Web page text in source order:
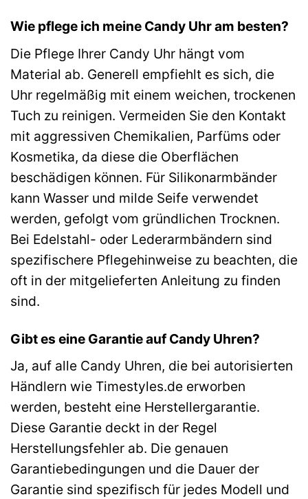
Wie pflege ich meine Candy Uhr am besten?
Die Pflege Ihrer Candy Uhr hängt vom
Material ab. Generell empfiehlt es sich, die
Uhr regelmäßig mit einem weichen, trockenen
Tuch zu reinigen. Vermeiden Sie den Kontakt
mit aggressiven Chemikalien, Parfüms oder
Kosmetika, da diese die Oberflächen
beschädigen können. Für Silikonarmbänder
kann Wasser und milde Seife verwendet
werden, gefolgt vom gründlichen Trocknen.
Bei Edelstahl- oder Lederarmbändern sind
spezifischere Pflegehinweise zu beachten, die
oft in der mitgelieferten Anleitung zu finden
sind.
Gibt es eine Garantie auf Candy Uhren?
Ja, auf alle Candy Uhren, die bei autorisierten
Händlern wie Timestyles.de erworben
werden, besteht eine Herstellergarantie.
Diese Garantie deckt in der Regel
Herstellungsfehler ab. Die genauen
Garantiebedingungen und die Dauer der
Garantie sind spezifisch für jedes Modell und